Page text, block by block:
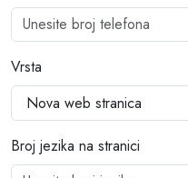
Vrsta
Broj jezika na stranici